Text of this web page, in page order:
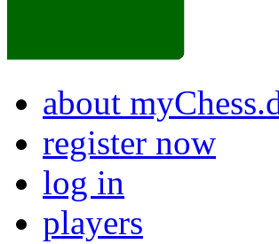
about
register now
log in
players